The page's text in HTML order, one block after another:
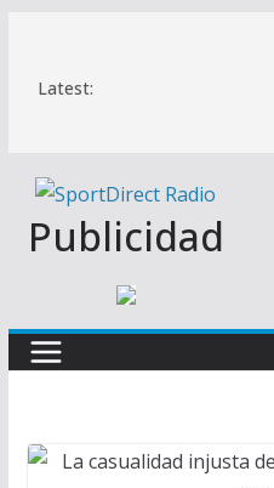
contenido
Latest:
Publicidad